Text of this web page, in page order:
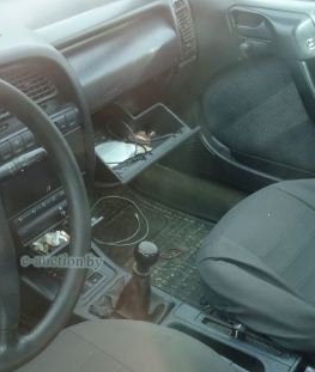
область, Солигорский р-н, г.
ул. Л. Комсомола,51
салон и подкапотное пространство
, кузов ДТС имеет следы
металла, потертости и нарушения
ЛКП. Ключи отсутствуют.